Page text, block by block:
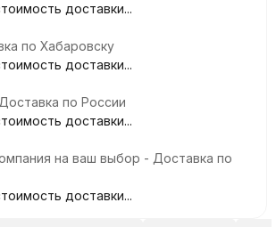
доставки...
по Хабаровску
доставки...
по России
доставки...
на ваш выбор - Доставка по
доставки...